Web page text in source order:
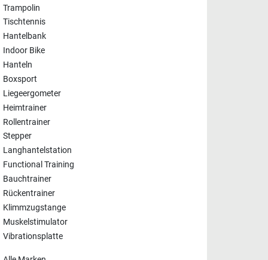
Trampolin
Tischtennis
Hantelbank
Indoor Bike
Hanteln
Boxsport
Liegeergometer
Heimtrainer
Rollentrainer
Stepper
Langhantelstation
Functional Training
Bauchtrainer
Rückentrainer
Klimmzugstange
Muskelstimulator
Vibrationsplatte